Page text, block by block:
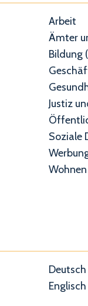
Arbeit
Ämter
Bildung
Justiz
Soziale
Wohnen
Deutsch
Englisch